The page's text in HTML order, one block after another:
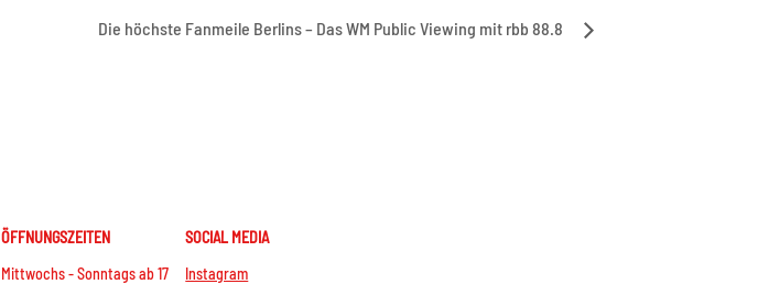
Die höchste Fanmeile Berlins – Das WM Public Viewing mit rbb 88.8
ÖFFNUNGSZEITEN
Mittwochs - Sonntags ab 17
SOCIAL MEDIA
Instagram